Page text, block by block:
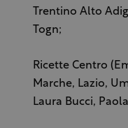
Trentino Alto
Togn;
Ricette Centro
Marche, Lazio,
Laura Bucci,